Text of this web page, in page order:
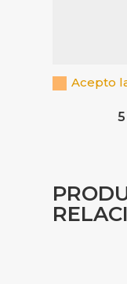
Acepto
5